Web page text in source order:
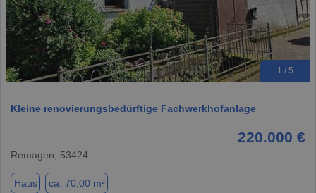
1 / 5
Kleine renovierungsbedürftige Fachwerkhofanlage
220.000 €
Remagen, 53424
Haus ca. 70,00 m²